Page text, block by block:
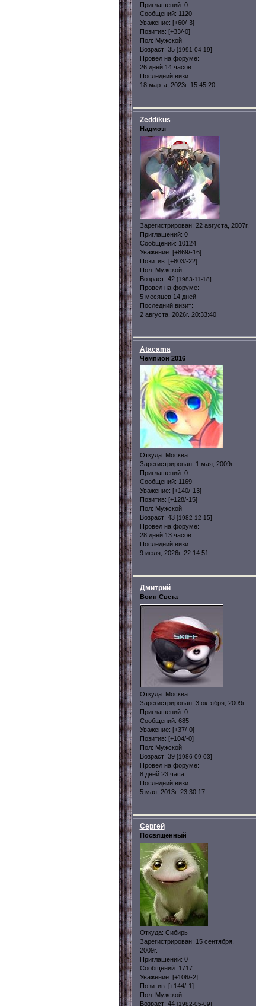
Приглашений: 0
Сообщений: 1120
Уважение: [+60/-3]
Позитив: [+33/-0]
Пол: Мужской
Возраст: 35 [1991-04-19]
Провел на форуме:
26 дней 14 часов
Последний визит:
18 марта, 2023г. 15:45:20
Zeddikus
Надмозг
Зарегистрирован: 22 августа, 2007г.
Приглашений: 0
Сообщений: 10124
Уважение: [+869/-16]
Позитив: [+803/-22]
Пол: Мужской
Возраст: 42 [1983-11-18]
Провел на форуме:
5 месяцев 14 дней
Последний визит:
2 августа, 2026г. 20:33:40
Atacama
Чемпион 2016
Откуда: Москва
Зарегистрирован: 1 мая, 2009г.
Приглашений: 0
Сообщений: 1169
Уважение: [+140/-13]
Позитив: [+128/-15]
Пол: Мужской
Возраст: 43 [1982-12-15]
Провел на форуме:
28 дней 13 часов
Последний визит:
9 июля, 2026г. 22:14:51
Дмитрий
Воин Света
Откуда: Москва
Зарегистрирован: 3 октября, 2009г.
Приглашений: 0
Сообщений: 685
Уважение: [+37/-0]
Позитив: [+104/-0]
Пол: Мужской
Возраст: 39 [1986-09-03]
Провел на форуме:
8 дней 23 часа
Последний визит:
5 мая, 2013г. 23:30:17
Сергей
Посвященный
Откуда: Сибирь
Зарегистрирован: 15 сентября,
2009г.
Приглашений: 0
Сообщений: 1717
Уважение: [+106/-2]
Позитив: [+144/-1]
Пол: Мужской
Возраст: 44 [1982-05-09]